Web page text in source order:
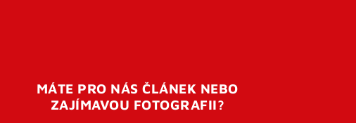
MÁTE PRO NÁS ČLÁNEK NEBO
ZAJÍMAVOU FOTOGRAFII?